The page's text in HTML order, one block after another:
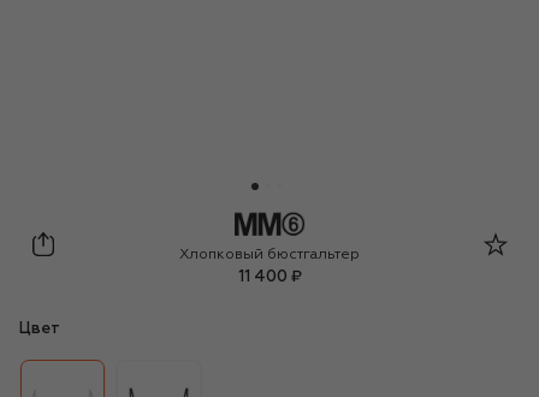
MM6
Хлопковый бюстгальтер
11 400 ₽
Цвет